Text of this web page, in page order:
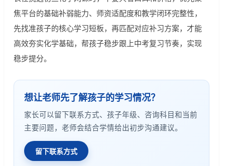
焦平台的基础补弱能力、师资适配度和教学闭环完整性，
先找准孩子的核心学习短板，再匹配对应补习方案，才能
高效夯实化学基础，帮孩子稳步跟上中考复习节奏，实现
稳步提分。
想让老师先了解孩子的学习情况？
家长可以留下联系方式、孩子年级、咨询科目和当前
主要问题，老师会结合学情给出初步沟通建议。
留下联系方式